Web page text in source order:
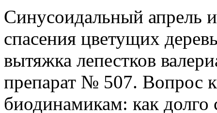
Синусоидальный апрель
спасения цветущих
вытяжка лепестков
препарат № 507. Вопрос
биодинамикам: как долго